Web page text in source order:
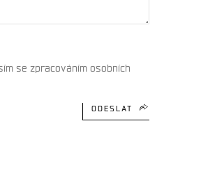
se zpracováním osobních
ODESLAT